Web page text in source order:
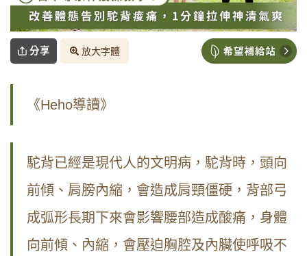
分享 放大字體
《Heho導讀》
駝背已經是現代人的文明病，駝背時，頭向
前傾、肩膀內縮，會造成肩頸僵硬，背部弓
成弧形長期下來會影響腰部造成酸痛，身體
向前傾、內縮，會壓迫胸腔及內臟使呼吸不